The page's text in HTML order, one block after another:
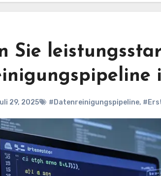
Sie
29, 2025 #Datenreinigungspipeline,